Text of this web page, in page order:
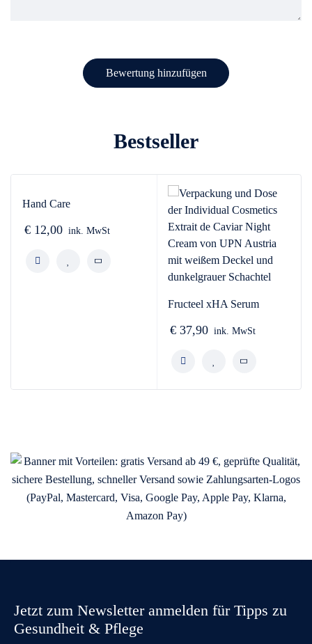
Bestseller
Hand Care
€ 12,00 ink. MwSt
Fructeel xHA Serum
€ 37,90 ink. MwSt
Jetzt zum Newsletter anmelden für Tipps zu
Gesundheit & Pflege